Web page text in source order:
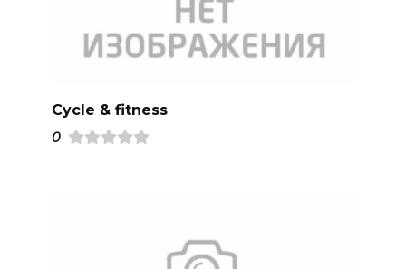
Cycle & fitness
0